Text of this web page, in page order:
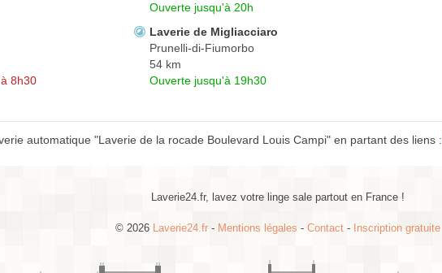
Ouverte jusqu'à 20h
8h30
Laverie de Migliacciaro
Prunelli-di-Fiumorbo
54 km
Ouverte jusqu'à 19h30
automatique "Laverie de la rocade Boulevard Louis Campi" en partant des liens :
Laverie24.fr, lavez votre linge sale partout en France !
© 2026 Laverie24.fr - Mentions légales - Contact - Inscription gratuite